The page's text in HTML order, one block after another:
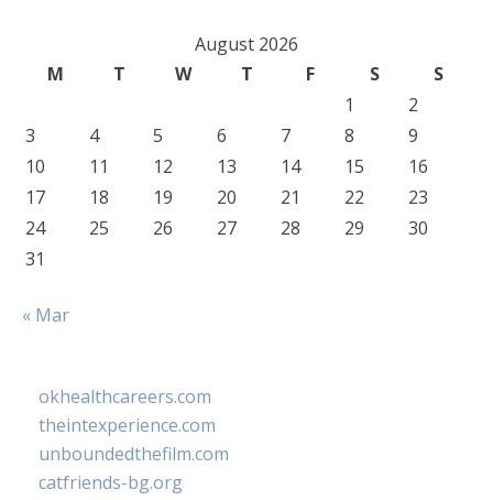
August 2026
M
T W T F S
S
1
2
3
4 5 6 7 8
9
10
11 12 13 14 15
16
17
18 19 20 21 22
23
24
25 26 27 28 29
30
31
« Mar
okhealthcareers.com
theintexperience.com
unboundedthefilm.com
catfriends-bg.org